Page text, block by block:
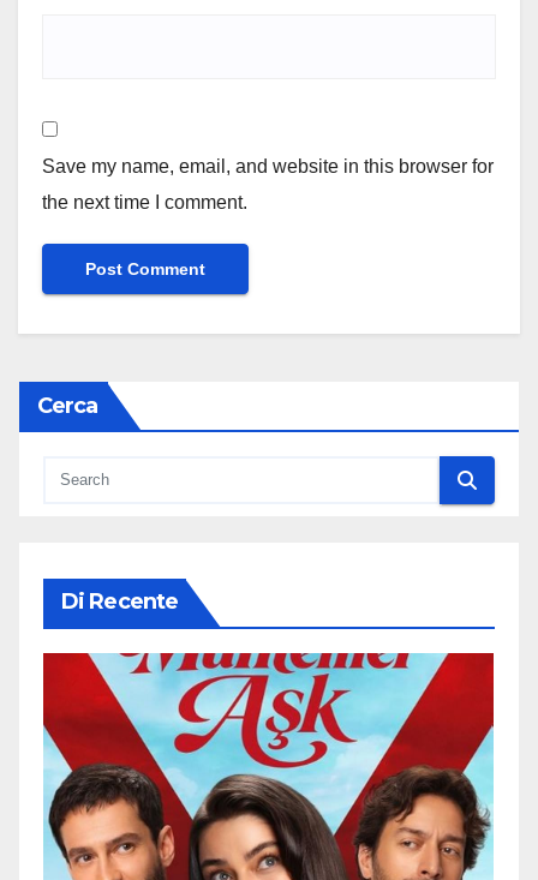
Save my name, email, and website in this browser for
the next time I comment.
Cerca
Di Recente